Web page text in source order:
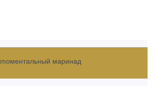
mоментальный маринад